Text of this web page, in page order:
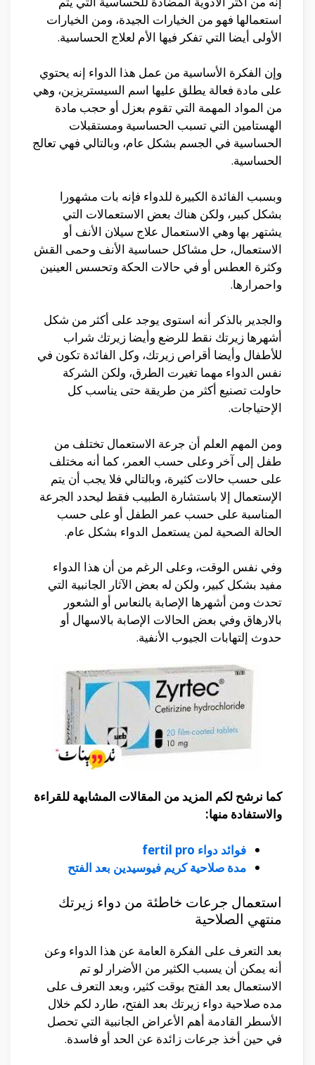
استعمالها فهو من الخيارات الجيدة، ومن الخيارات
الأولى أيضا التي تفكر فيها الأم لعلاج الحساسية.
وإن الفكرة الأساسية من عمل هذا الدواء إنه يحتوي
على مادة فعالة يطلق عليها اسم السيستريزين، وهي
من المواد المهمة التي تقوم بعزل أو حجب مادة
الهستامين التي تسبب الحساسية ومستقبلات
الحساسية في الجسم بشكل عام، وبالتالي فهي تعالج
الحساسية.
وبسبب الفائدة الكبيرة للدواء فإنه بات مشهورا
بشكل كبير، ولكن هناك بعض الاستعمالات التي
يشتهر بها وهي الاستعمال علاج سيلان الأنف أو
الاستعمال، حل مشاكل حساسية الأنف وحمى القش
وكثرة العطس أو في حالات الحكة وتحسس العينين
واحمرارها.
والجدير بالذكر أنه استوى يوجد على أكثر من شكل
أشهرها زيرتك نقط للرضع وأيضا زيرتك شراب
للأطفال وأيضا أقراص زيرتك، وكل الفائدة تكون في
نفس الدواء مهما تغيرت الطرق، ولكن الشركة
حاولت تصنيع أكثر من طريقة حتى يناسب كل
الإحتياجات.
ومن المهم العلم أن جرعة الاستعمال تختلف من
طفل إلى آخر وعلى حسب العمر، كما أنه مختلف
على حسب حالات كثيرة، وبالتالي فلا يجب أن يتم
الإستعمال إلا باستشارة الطبيب فقط ليحدد الجرعة
المناسبة على حسب عمر الطفل أو على حسب
الحالة الصحية لمن يستعمل الدواء بشكل عام.
وفي نفس الوقت، وعلى الرغم من أن هذا الدواء
مفيد بشكل كبير، ولكن له بعض الآثار الجانبية التي
تحدث ومن أشهرها الإصابة بالنعاس أو الشعور
بالارهاق وفي بعض الحالات الإصابة بالاسهال أو
حدوث إلتهابات الجيوب الأنفية.
كما نرشح لكم المزيد من المقالات المشابهة للقراءة
والاستفادة منها:
فوائد دواء fertil pro
مدة صلاحية كريم فيوسيدين بعد الفتح
استعمال جرعات خاطئة من دواء زيرتك
منتهي الصلاحية
بعد التعرف على الفكرة العامة عن هذا الدواء وعن
أنه يمكن أن يسبب الكثير من الأضرار لو تم
الاستعمال بعد الفتح بوقت كثير، وبعد التعرف على
مده صلاحية دواء زيرتك بعد الفتح، طارد لكم خلال
الأسطر القادمة أهم الأعراض الجانبية التي تحصل
في حين أخذ جرعات زائدة عن الحد أو فاسدة.